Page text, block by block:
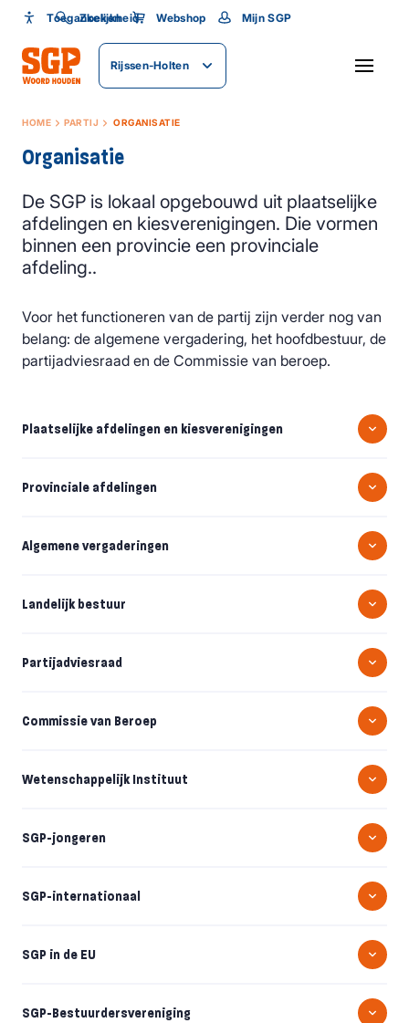
Toegankelijkheid
Toegankelijkheid
Lettergrootte
Zoeken Webshop Mijn SGP
Rijssen-Holten
HOME PARTIJ ORGANISATIE
Organisatie
De SGP is lokaal opgebouwd uit plaatselijke
afdelingen en kiesverenigingen. Die vormen
binnen een provincie een provinciale
afdeling..
Voor het functioneren van de partij zijn verder nog van
belang: de algemene vergadering, het hoofdbestuur, de
partijadviesraad en de Commissie van beroep.
Plaatselijke afdelingen en kiesverenigingen
Provinciale afdelingen
Algemene vergaderingen
Landelijk bestuur
Partijadviesraad
Commissie van Beroep
Wetenschappelijk Instituut
SGP-jongeren
SGP-internationaal
SGP in de EU
SGP-Bestuurdersvereniging